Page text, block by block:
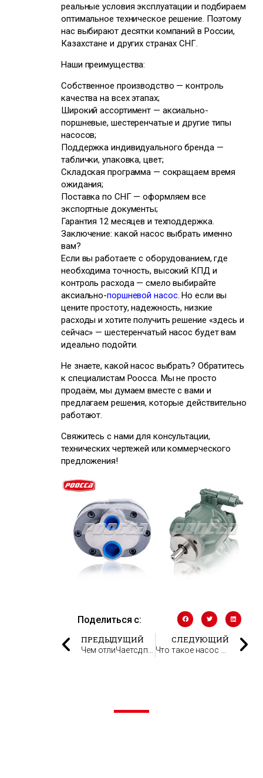
реальные условия эксплуатации и подбираем
оптимальное техническое решение. Поэтому
нас выбирают десятки компаний в России,
Казахстане и других странах СНГ.
Наши преимущества:
Собственное производство — контроль
качества на всех этапах;
Широкий ассортимент — аксиально-
поршневые, шестеренчатые и другие типы
насосов;
Поддержка индивидуального бренда —
таблички, упаковка, цвет;
Складская программа — сокращаем время
ожидания;
Поставка по СНГ — оформляем все
экспортные документы;
Гарантия 12 месяцев и техподдержка.
Заключение: какой насос выбрать именно
вам?
Если вы работаете с оборудованием, где
необходима точность, высокий КПД и
контроль расхода — смело выбирайте
аксиально-поршневой насос. Но если вы
цените простоту, надежность, низкие
расходы и хотите получить решение «здесь и
сейчас» — шестеренчатый насос будет вам
идеально подойти.
Не знаете, какой насос выбрать? Обратитесь
к специалистам Poocca. Мы не просто
продаём, мы думаем вместе с вами и
предлагаем решения, которые действительно
работают.
Свяжитесь с нами для консультации,
технических чертежей или коммерческого
предложения!
Поделиться с:
ПРЕДЫДУЩИЙ
Чем отлиЧаетсд поршневой от центробеЖногo нacocа?
СЛЕДУЮЩИЙ
Что такое насос тандем НШ?